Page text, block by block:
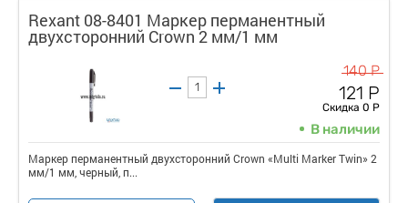
Rexant 08-8401 Маркер перманентный
двухсторонний Crown 2 мм/1 мм
140 Р
121 Р
Скидка 0 Р
В наличии
Маркер перманентный двухсторонний Crown «Multi Marker Twin» 2
мм/1 мм, черный, п...